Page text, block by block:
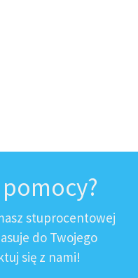
stuprocentowej
do Twojego
się z nami!